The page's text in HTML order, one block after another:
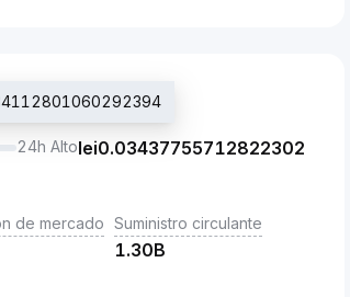
24h Altolei0.03437755712822302
de mercado Suministro circulante
1.30B